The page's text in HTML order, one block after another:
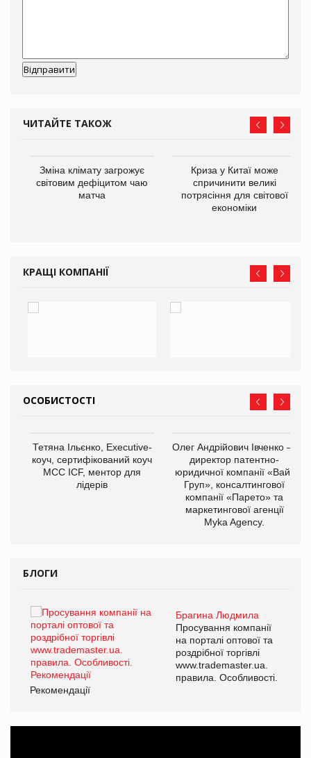
ЧИТАЙТЕ ТАКОЖ
Зміна клімату загрожує
світовим дефіцитом чаю
матча
Криза у Китаї може
спричинити великі
потрясіння для світової
економіки
КРАЩІ КОМПАНІЇ
ОСОБИСТОСТІ
Тетяна Ільєнко, Executive-
коуч, сертифікований коуч
МСС ICF, ментор для
лідерів
Олег Андрійович Івченко —
директор патентно-
юридичної компанії «Вайз
Груп», консалтингової
компанії «Парето» та
маркетингової агенції
Myka Agency.
БЛОГИ
Брагина Людмила
Просування компанії
на порталі оптової та
роздрібної торгівлі
www.trademaster.ua.
правила. Особливості.
Рекомендації